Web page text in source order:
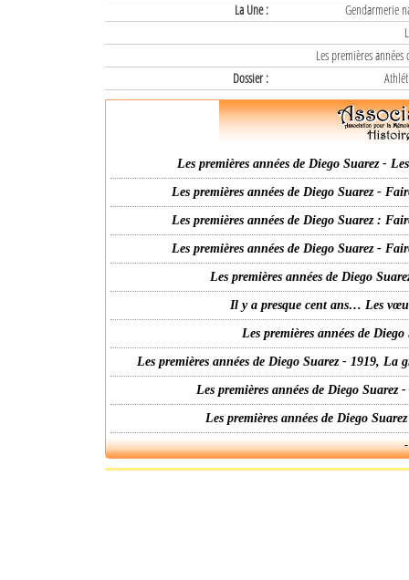
La Une :
Gendarmerie
Les premières
Dossier :
Les premières années de Diego Suarez -
Les premières années de Diego Suarez -
Les premières années de Diego Suarez :
Les premières années de Diego Suarez -
Les premières années de Diego
Il y a presque cent ans… Les
Les premières années de
Les premières années de Diego Suarez - 1919,
Les premières années de Diego
Les premières années de Diego